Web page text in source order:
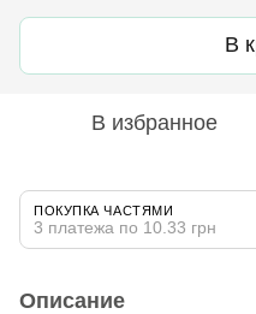
В
В избранное
ПОКУПКА ЧАСТЯМИ
3 платежа по 10.33 грн
Описание